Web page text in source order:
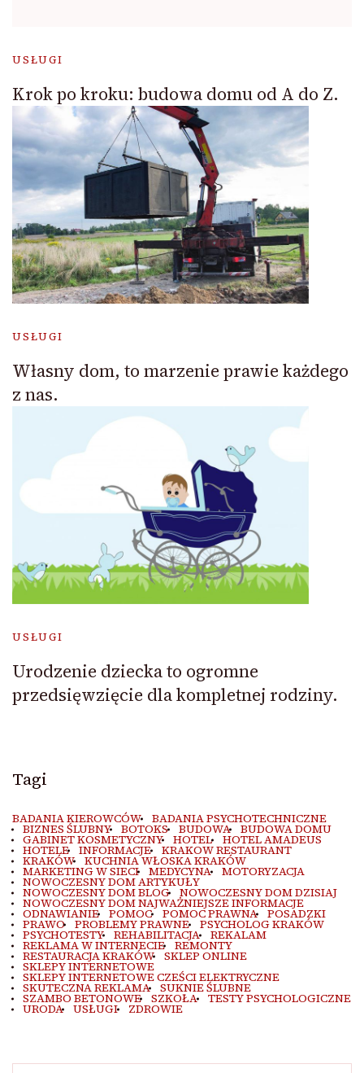
USŁUGI
Krok po kroku: budowa domu od A do Z.
USŁUGI
Własny dom, to marzenie prawie każdego
z nas.
USŁUGI
Urodzenie dziecka to ogromne
przedsięwzięcie dla kompletnej rodziny.
Tagi
BADANIA KIEROWCÓW BADANIA PSYCHOTECHNICZNE
BIZNES ŚLUBNY BOTOKS BUDOWA BUDOWA DOMU
GABINET KOSMETYCZNY HOTEL HOTEL AMADEUS
HOTELE INFORMACJE KRAKOW RESTAURANT
KRAKÓW KUCHNIA WŁOSKA KRAKÓW
MARKETING W SIECI MEDYCYNA MOTORYZACJA
NOWOCZESNY DOM ARTYKUŁY
NOWOCZESNY DOM BLOG NOWOCZESNY DOM DZISIAJ
NOWOCZESNY DOM NAJWAŻNIEJSZE INFORMACJE
ODNAWIANIE POMOC POMOC PRAWNA POSADZKI
PRAWO PROBLEMY PRAWNE PSYCHOLOG KRAKÓW
PSYCHOTESTY REHABILITACJA REKALAM
REKLAMA W INTERNECIE REMONTY
RESTAURACJA KRAKÓW SKLEP ONLINE
SKLEPY INTERNETOWE
SKLEPY INTERNETOWE CZEŚCI ELEKTRYCZNE
SKUTECZNA REKLAMA SUKNIE ŚLUBNE
SZAMBO BETONOWE SZKOŁA TESTY PSYCHOLOGICZNE
URODA USŁUGI ZDROWIE